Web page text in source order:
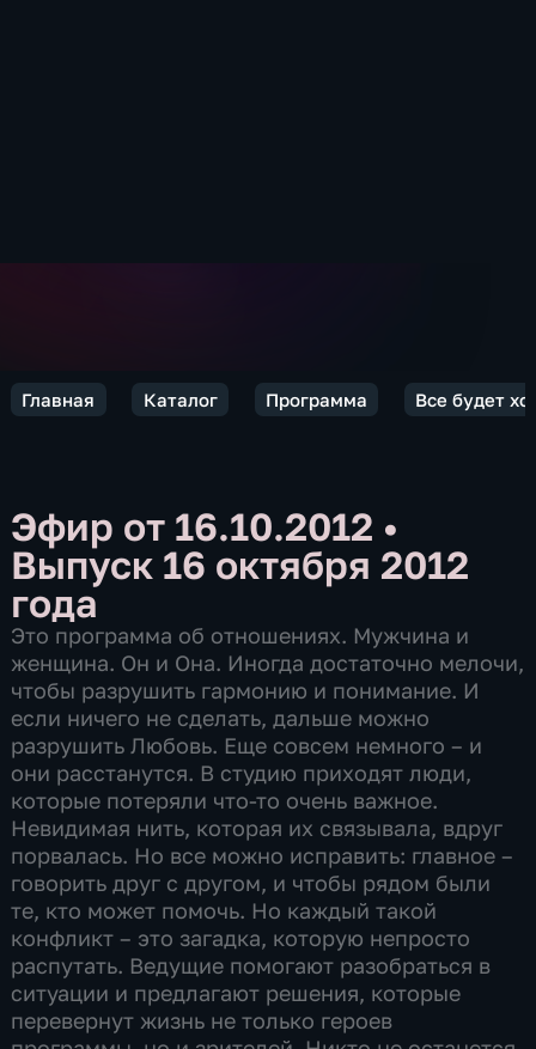
Главная Каталог Программа Все будет
Эфир от 16.10.2012 •
Выпуск 16 октября 2012
года
Это программа об отношениях. Мужчина и
женщина. Он и Она. Иногда достаточно мелочи,
чтобы разрушить гармонию и понимание. И
если ничего не сделать, дальше можно
разрушить Любовь. Еще совсем немного – и
они расстанутся. В студию приходят люди,
которые потеряли что-то очень важное.
Невидимая нить, которая их связывала, вдруг
порвалась. Но все можно исправить: главное –
говорить друг с другом, и чтобы рядом были
те, кто может помочь. Но каждый такой
конфликт – это загадка, которую непросто
распутать. Ведущие помогают разобраться в
ситуации и предлагают решения, которые
перевернут жизнь не только героев